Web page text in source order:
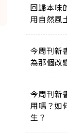
回歸本味
用自然風
今周刊新
為那個改
今周刊新
用嗎？如
生？